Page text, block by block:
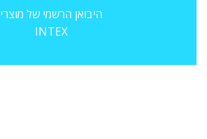
היבואן הרשמי של מוצרי
INTEX